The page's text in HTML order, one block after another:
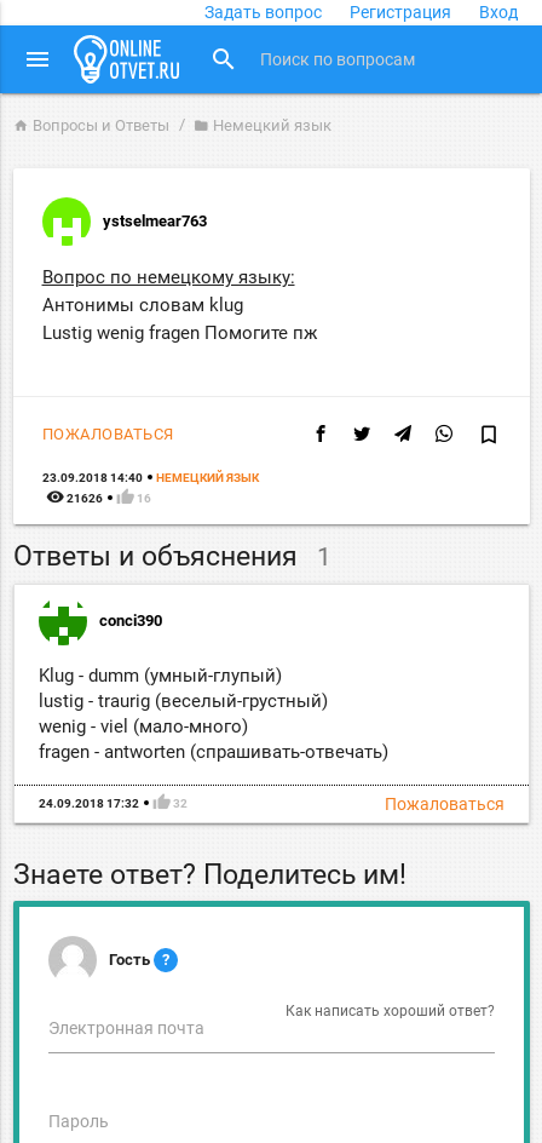
Задать вопрос Регистрация Вход
menu search
home Вопросы и Ответы folder Немецкий язык
ystselmear763
Вопрос по немецкому языку:
Антонимы словам klug
Lustig wenig fragen Помогите пж
ПОЖАЛОВАТЬСЯ bookmark_border
23.09.2018 14:40 НЕМЕЦКИЙ ЯЗЫК
remove_red_eye 21626 thumb_up 16
Ответы и объяснения 1
conci390
Klug - dumm (умный-глупый)
lustig - traurig (веселый-грустный)
wenig - viel (мало-много)
fragen - antworten (спрашивать-отвечать)
Пожаловаться
24.09.2018 17:32 thumb_up 32
Знаете ответ? Поделитесь им!
Гость ?
Как написать хороший ответ?
Электронная почта
Пароль